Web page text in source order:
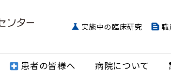
患者の皆様へ 病院について
実施中の臨床研究 職